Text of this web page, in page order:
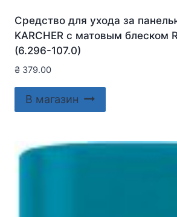
Средство для ухода за
KARCHER с матовым блеском
(6.296-107.0)
₴ 379.00
В магазин